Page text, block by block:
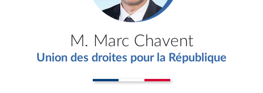
M. Marc Chavent
Union des droites pour la République